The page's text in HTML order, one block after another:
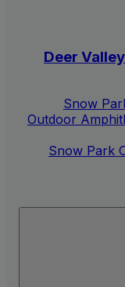
Deer
Snow
Outdoor
Snow